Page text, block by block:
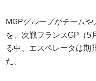
MGPグループがチーム
を、次戦フランスGP（5
る中、エスペレータは期
た。